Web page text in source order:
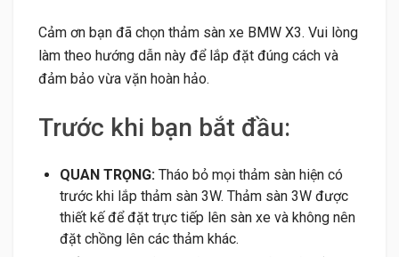
Cảm ơn bạn đã chọn thảm sàn xe BMW X3. Vui lòng
làm theo hướng dẫn này để lắp đặt đúng cách và
đảm bảo vừa vặn hoàn hảo.
Trước khi bạn bắt đầu:
QUAN TRỌNG: Tháo bỏ mọi thảm sàn hiện có
trước khi lắp thảm sàn 3W. Thảm sàn 3W được
thiết kế để đặt trực tiếp lên sàn xe và không nên
đặt chồng lên các thảm khác.